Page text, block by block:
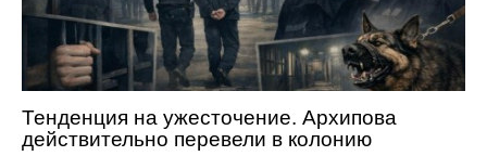
Тенденция на ужесточение. Архипова
действительно перевели в колонию